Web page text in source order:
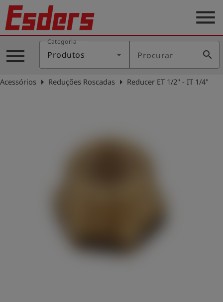
Produtos
menu
menu
Categoria
Produtos Procurar search
Acessórios arrow_right Reduções Roscadas arrow_right Reducer ET 1/2" - IT 1/4"